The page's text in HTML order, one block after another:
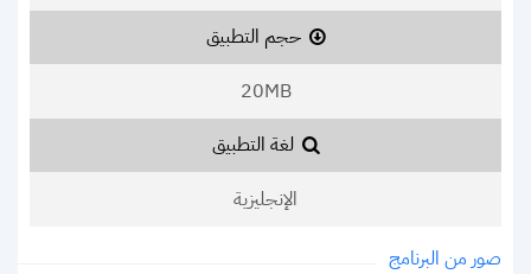
حجم التطبيق
20MB
لغة التطبيق
الإنجليزية
صور من البرنامج